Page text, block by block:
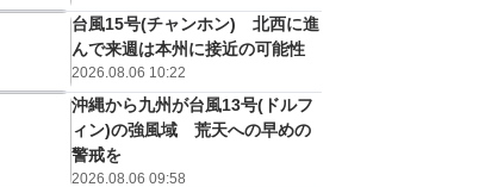
23
30 ℃
22℃
30 %
30℃
22℃
20 %
C
低
？
台風15号(チャンホン) 北西に進
んで来週は本州に接近の可能性
2026.08.06 10:22
沖縄から九州が台風13号(ドルフ
ィン)の強風域 荒天への早めの
警戒を
2026.08.06 09:58